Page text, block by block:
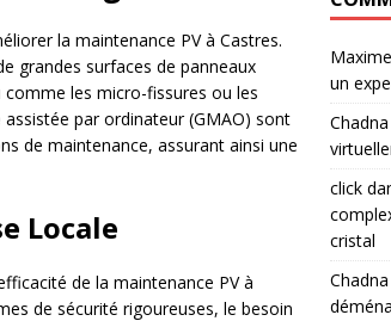
la maintenance PV à Castres.
grandes surfaces de panneaux
les micro-fissures ou les
assistée par ordinateur (GMAO) sont
de maintenance, assurant ainsi une
Locale
de la maintenance PV à
de sécurité rigoureuses, le besoin
Maxime
un
Chadna
click
cristal
Chadna